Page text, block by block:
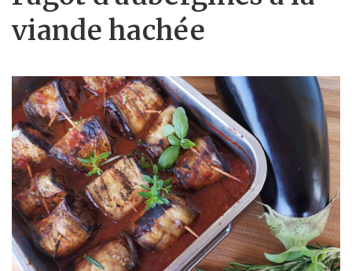
viande hachée